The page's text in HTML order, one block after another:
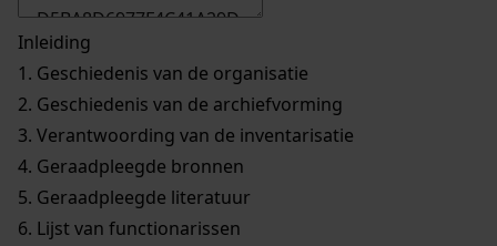
Inleiding
1. Geschiedenis van de organisatie
2. Geschiedenis van de archiefvorming
3. Verantwoording van de inventarisatie
4. Geraadpleegde bronnen
5. Geraadpleegde literatuur
6. Lijst van functionarissen